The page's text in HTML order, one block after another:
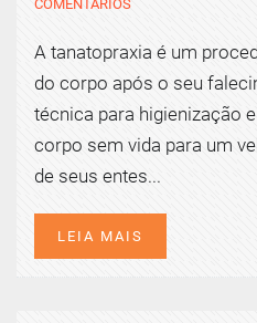
COMENTÁRIOS
A tanatopraxia é um
do corpo após o seu
técnica para higienização
corpo sem vida para um
de seus entes...
LEIA MAIS